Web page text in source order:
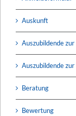
Auskunft
Auszubildende
Auszubildende
Beratung
Bewertung